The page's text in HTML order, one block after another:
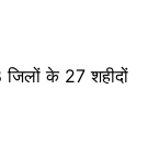
के 27 शहीदों